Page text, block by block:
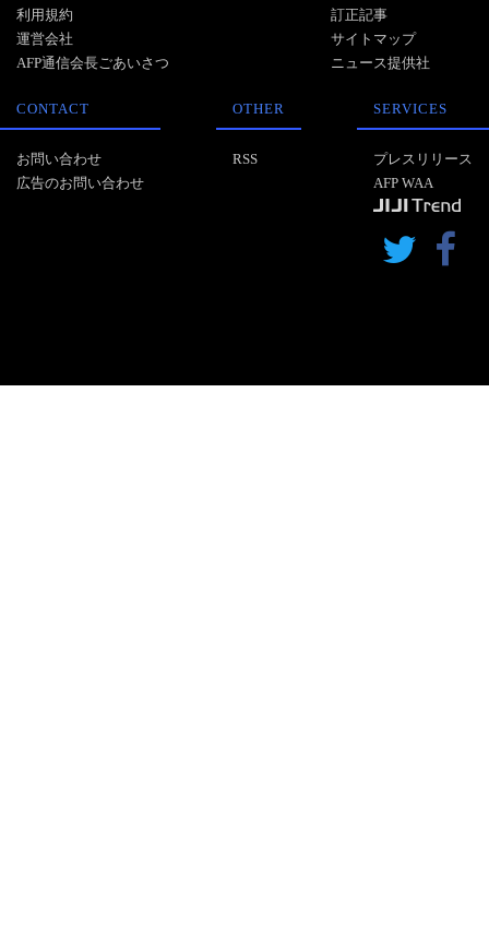
利用規約
運営会社
AFP通信会長ごあいさつ
訂正記事
サイトマップ
ニュース提供社
CONTACT
お問い合わせ
広告のお問い合わせ
OTHER
RSS
SERVICES
プレスリリース
AFP WAA